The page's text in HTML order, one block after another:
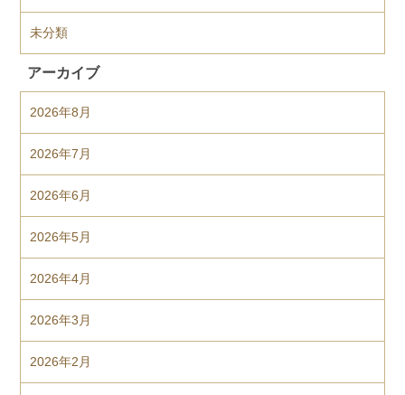
未分類
アーカイブ
2026年8月
2026年7月
2026年6月
2026年5月
2026年4月
2026年3月
2026年2月